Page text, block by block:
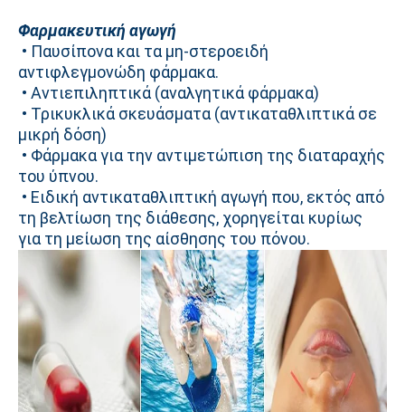
Φαρμακευτική αγωγή
• Παυσίπονα και τα μη-στεροειδή
αντιφλεγμονώδη φάρμακα.
• Αντιεπιληπτικά (αναλγητικά φάρμακα)
• Τρικυκλικά σκευάσματα (αντικαταθλιπτικά σε
μικρή δόση)
• Φάρμακα για την αντιμετώπιση της διαταραχής
του ύπνου.
• Ειδική αντικαταθλιπτική αγωγή που, εκτός από
τη βελτίωση της διάθεσης, χορηγείται κυρίως
για τη μείωση της αίσθησης του πόνου.